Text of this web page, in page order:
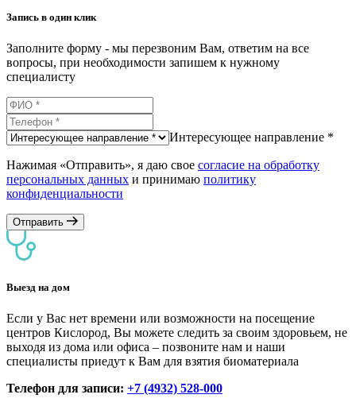
Запись в один клик
Заполните форму - мы перезвоним Вам, ответим на все
вопросы, при необходимости запишем к нужному
специалисту
Интересующее направление *
Нажимая «Отправить», я даю свое согласие на обработку
персональных данных и принимаю политику
конфиденциальности
Отправить
Выезд на дом
Если у Вас нет времени или возможности на посещение
центров Кислород, Вы можете следить за своим здоровьем, не
выходя из дома или офиса – позвоните нам и наши
специалисты приедут к Вам для взятия биоматериала
Телефон для записи: +7 (4932) 528-000